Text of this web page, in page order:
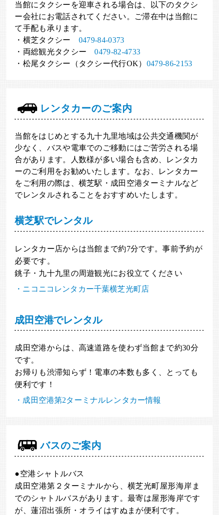
当館にタクシーを迎車される場合は、以下のタクシ
ー会社にお電話されてください。ご滞在中は当館に
て手配も承ります。
・横芝タクシー 0479-84-0373
・両総観光タクシー0479-82-4733
・松尾タクシー（タクシー代行OK） 0479-86-2153
レンタカーのご案内
当館をはじめとする九十九里地域は公共交通機関が
少なく、バスや電車でのご移動にはご苦労される場
合があります。人数様が多い場合も含め、レンタカ
ーのご利用をお勧めいたします。なお、レンタカー
をご利用の際は、横芝駅・成田空港ターミナルなど
でレンタルされることをおすすめいたします。
横芝駅でレンタル
レンタカー店からは当館まで約7分です。事前予約が
必要です。
銚子・九十九里の周遊観光にお役立てください
・ニコニコレンタカー千葉横芝光町店
成田空港でレンタル
成田空港からは、高速道路を使わず当館まで約30分
です。
お帰りも渋滞知らず！電車の本数も多く、とっても
便利です！
・成田空港第2ターミナルレンタカー情報
バスのご案内
●空港シャトルバス
成田空港第２ターミナルから、横芝光町屋形海岸ま
でのシャトルバスがあります。最寄は屋形海岸です
が、蓮沼出張所・オライはすぬまが便利です。